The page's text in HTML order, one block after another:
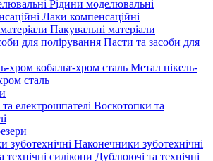
Рідини моделювальні
Лаки компенсаційні
Пакувальні матеріали
Пасти та засоби для
Метал нікель-
сталь
Воскотопки та
Наконечники зуботехнічні
Дублюючі та технічні